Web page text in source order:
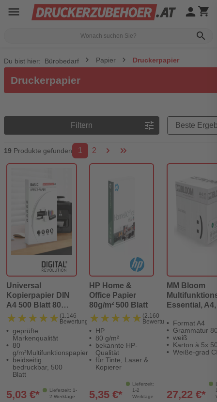
menu
search
person shopping_cart
Du bist hier: Bürobedarf Papier Druckerpapier
Druckerpapier
Filtern tune
19 Produkte gefunden 1 2
Universal
Kopierpapier DIN
A4 500 Blatt 80
g/m²
★★★★★
★★★★★ (1.146
Bewertungen)
geprüfte
Markenqualität
80
g/m²Multifunktionspapier
beidseitig
bedruckbar, 500
Blatt
Lieferzeit: 1-
2 Werktage
5,03 €*
HP Home &
Office Papier
80g/m² 500 Blatt
★★★★★
★★★★★ (2.160
Bewertungen)
HP
80 g/m²
bekannte HP-
Qualität
für Tinte, Laser &
Kopierer
Lieferzeit:
1-2
Werktage
5,35 €*
MM Bloom
Essential,
à 5x 500 Blatt
Format A4
Grammatur
weiß
Karton à 5x
Weiße-grad
27,22 €*